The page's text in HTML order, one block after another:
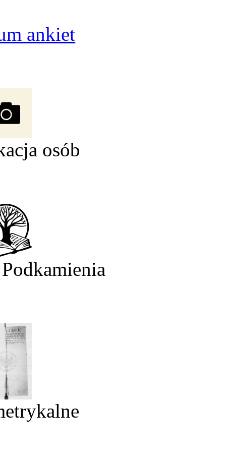
ankiet
osób